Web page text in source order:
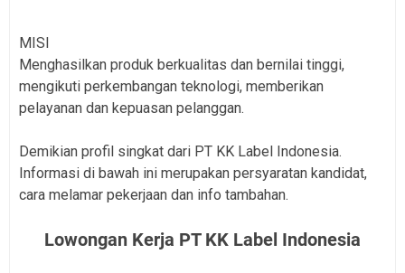
MISI
Menghasilkan produk berkualitas dan bernilai tinggi,
mengikuti perkembangan teknologi, memberikan
pelayanan dan kepuasan pelanggan.
Demikian profil singkat dari PT KK Label Indonesia.
Informasi di bawah ini merupakan persyaratan kandidat,
cara melamar pekerjaan dan info tambahan.
Lowongan Kerja PT KK Label Indonesia